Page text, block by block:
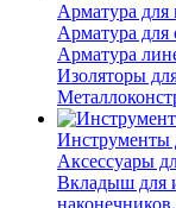
Арматура для
Арматура
Арматура
Изоляторы
Инструменты
Аксессуары
Вкладыш для